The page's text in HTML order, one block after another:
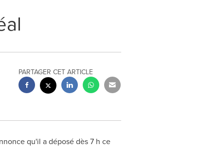
PARTAGER CET ARTICLE
qu'il a déposé dès 7 h ce